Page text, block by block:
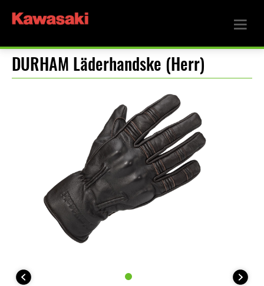
DURHAM Läderhandske (Herr)